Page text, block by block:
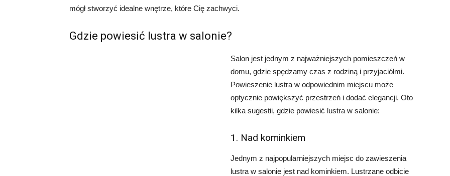
mógł stworzyć idealne wnętrze, które Cię zachwyci.
Gdzie powiesić lustra w salonie?
Salon jest jednym z najważniejszych pomieszczeń w
domu, gdzie spędzamy czas z rodziną i przyjaciółmi.
Powieszenie lustra w odpowiednim miejscu może
optycznie powiększyć przestrzeń i dodać elegancji. Oto
kilka sugestii, gdzie powiesić lustra w salonie:
1. Nad kominkiem
Jednym z najpopularniejszych miejsc do zawieszenia
lustra w salonie jest nad kominkiem. Lustrzane odbicie